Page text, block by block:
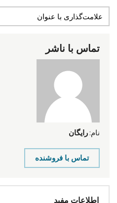
تماس با ناشر
نام: رایگان
تماس با فروشنده
اطلاعات مفید